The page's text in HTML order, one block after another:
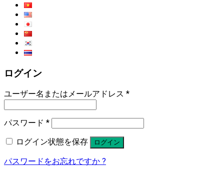
ログイン
ユーザー名またはメールアドレス *
パスワード *
ログイン状態を保存
ログイン
パスワードをお忘れですか ?